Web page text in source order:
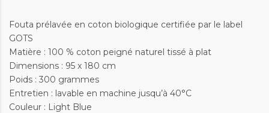
Fouta prélavée en coton biologique certifiée par le label
GOTS
Matière : 100 % coton peigné naturel tissé à plat
Dimensions : 95 x 180 cm
Poids : 300 grammes
Entretien : lavable en machine jusqu’à 40°C
Couleur : Light Blue